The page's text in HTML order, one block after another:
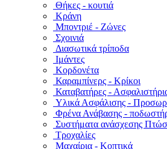
Θήκες - κουτιά
Κράνη
Μποντριέ - Ζώνες
Σχοινιά
Διασωτικά τρίποδα
Ιμάντες
Κορδονέτα
Καραμπίνερς - Κρίκοι
Καταβατήρες -
Υλικά Ασφάλισης -
Φρένα Ανάβασης -
Συστήματα ανάσχεσης
Τροχαλίες
Μαχαίρια - Κοπτικά